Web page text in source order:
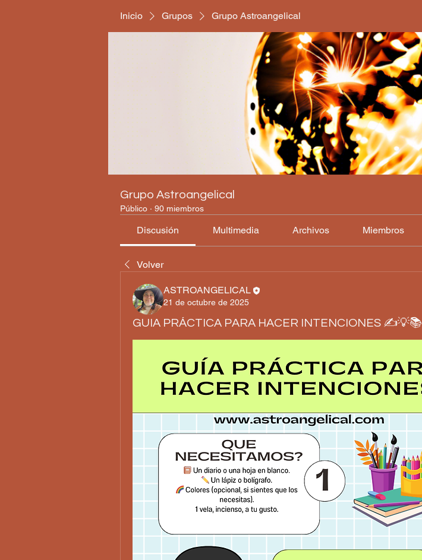
Inicio Grupos Grupo Astroangelical
Grupo Astroangelical
Público · 90 miembros
Discusión Multimedia Archivos Miembros
Volver
ASTROANGELICAL
21 de octubre de 2025
GUIA PRÁCTICA PARA HACER INTENCIONES ✍️💡📚